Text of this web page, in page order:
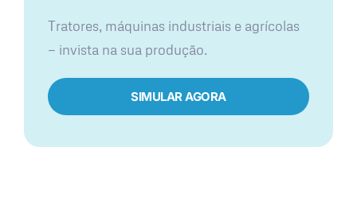
Tratores, máquinas industriais e agrícolas
— invista na sua produção.
SIMULAR AGORA